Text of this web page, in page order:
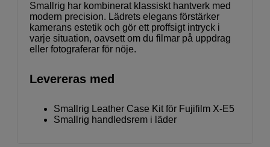
Smallrig har kombinerat klassiskt hantverk med
modern precision. Lädrets elegans förstärker
kamerans estetik och gör ett proffsigt intryck i
varje situation, oavsett om du filmar på uppdrag
eller fotograferar för nöje.
Levereras med
Smallrig Leather Case Kit för Fujifilm X-E5
Smallrig handledsrem i läder